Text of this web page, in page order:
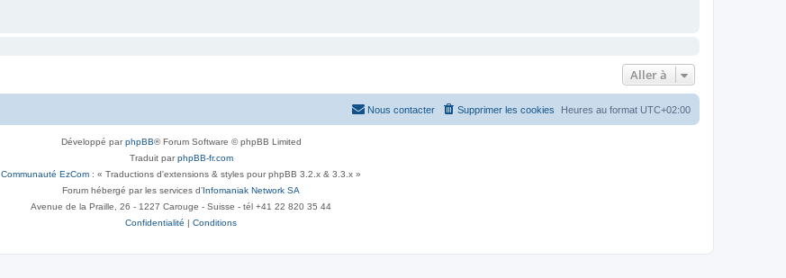
Aller à
Heures au format UTC+02:00
Supprimer les cookies
Nous contacter
Développé parphpBB® Forum Software © phpBB Limited
Traduit parphpBB-fr.com
Communauté EzCom : « Traductions d'extensions & styles pour phpBB 3.2.x & 3.3.x »
Forum hébergé par les services d’Infomaniak Network SA
Avenue de la Praille, 26 - 1227 Carouge - Suisse - tél +41 22 820 35 44
Confidentialité | Conditions